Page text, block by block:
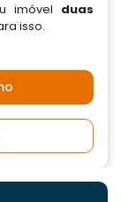
imóvel duas
isso.